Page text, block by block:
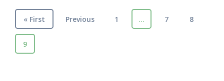
« First Previous 1 … 7 8
9